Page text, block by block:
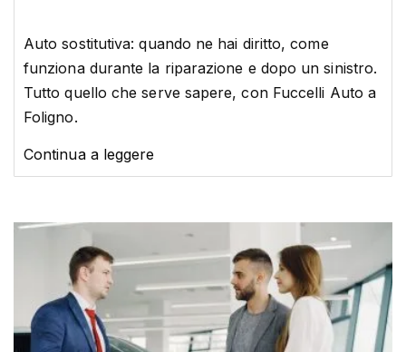
Auto sostitutiva: quando ne hai diritto, come
funziona durante la riparazione e dopo un sinistro.
Tutto quello che serve sapere, con Fuccelli Auto a
Foligno.
Continua a leggere